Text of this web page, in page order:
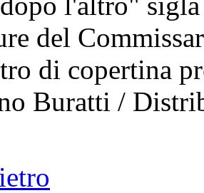
del
di copertina
Buratti /